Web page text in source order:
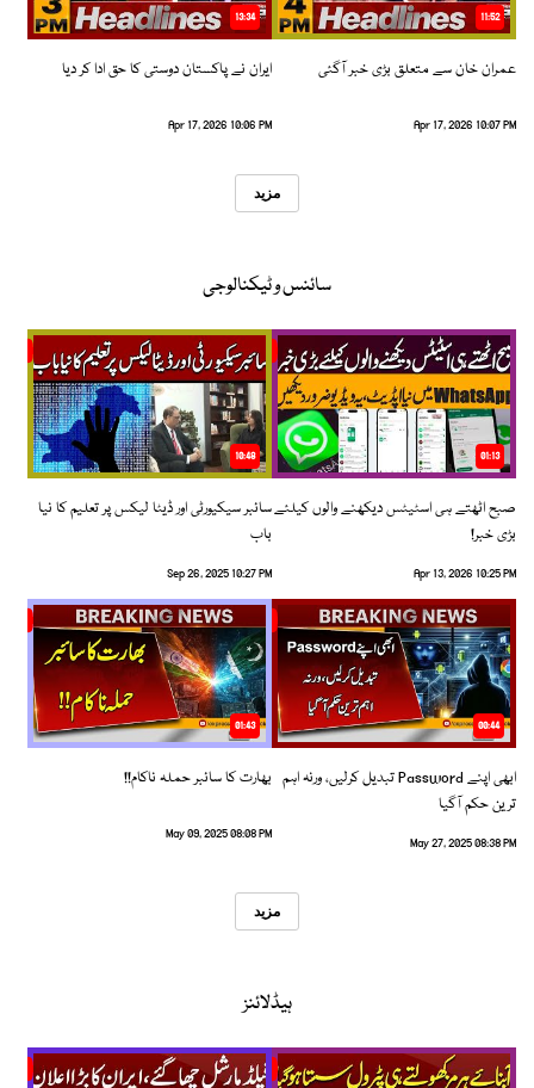
11:52
عمران خان سے متعلق بڑی خبر آگئی
Apr 17, 2026 10:07 PM
13:34
ایران نے پاکستان دوستی کا حق ادا کر دیا
Apr 17, 2026 10:06 PM
مزید
سائنس و ٹیکنالوجی
01:13
صبح اٹھتے ہی اسٹیٹس دیکھنے والوں کیلئے
بڑی خبر!
Apr 13, 2026 10:25 PM
10:48
سائبر سیکیورٹی اور ڈیٹا لیکس پر تعلیم کا نیا
باب
Sep 26, 2025 10:27 PM
00:44
ابھی اپنے Password تبدیل کرلیں، ورنہ اہم
ترین حکم آگیا
May 27, 2025 08:38 PM
01:43
بھارت کا سائبر حملہ ناکام!!
May 09, 2025 08:08 PM
مزید
ہیڈلائنز